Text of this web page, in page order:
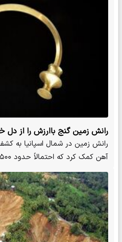
رانش زمین گنج باارزش را از
رانش زمین در شمال اسپانیا به
شده…